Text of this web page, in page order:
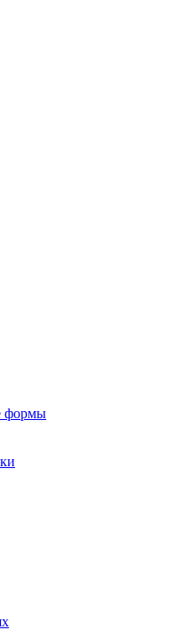
формы